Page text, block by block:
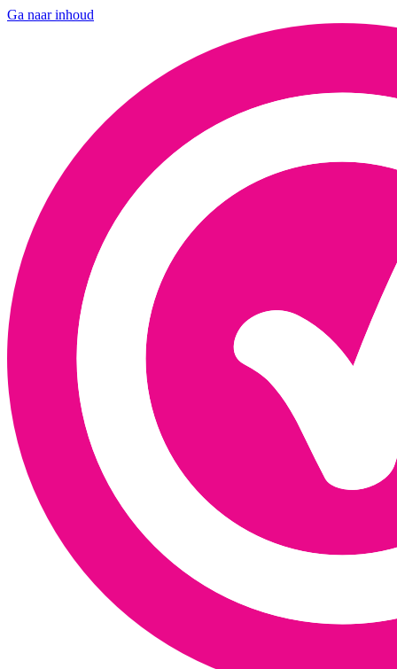
Ga naar inhoud